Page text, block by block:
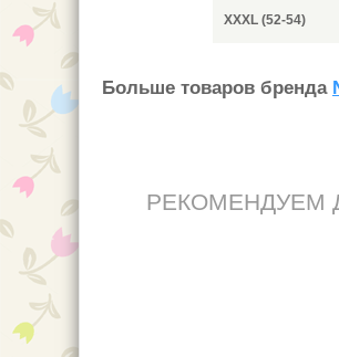
XXXL (52-54)
Больше товаров бренда
РЕКОМЕНДУЕМ